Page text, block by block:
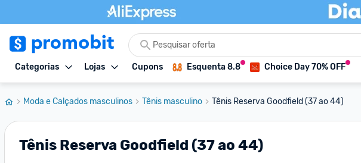
Categorias Lojas Cupons Esquenta 8.8 Choice Day 70% OFF
Moda e Calçados masculinos Tênis masculino Tênis Reserva Goodfield (37 ao 44)
Tênis Reserva Goodfield (37 ao 44)